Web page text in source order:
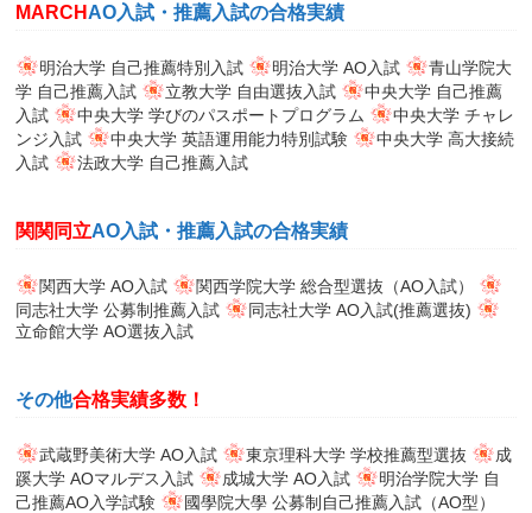
MARCH AO入試・推薦入試の合格実績
明治大学 自己推薦特別入試 明治大学 AO入試
青山学院大
学 自己推薦入試
立教大学 自由選抜入試
中央大学 自己推薦
入試
中央大学 学びのパスポートプログラム
中央大学 チャレ
ンジ入試
中央大学 英語運用能力特別試験
中央大学 高大接続
入試
法政大学 自己推薦入試
関関同立AO入試・推薦入試の合格実績
関西大学 AO入試
関西学院大学 総合型選抜（AO入試）
同志社大学 公募制推薦入試
同志社大学 AO入試(推薦選抜)
立命館大学 AO選抜入試
その他合格実績多数！
武蔵野美術大学 AO入試 東京理科大学 学校推薦型選抜
成
蹊大学 AOマルデス入試
成城大学 AO入試
明治学院大学 自
己推薦AO入学試験
國學院大學 公募制自己推薦入試（AO型）